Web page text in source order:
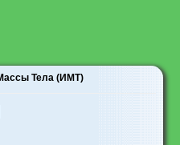
Тела (ИМТ)